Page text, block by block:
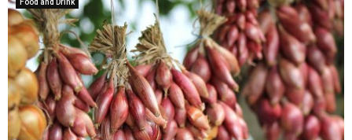
Food and Drink